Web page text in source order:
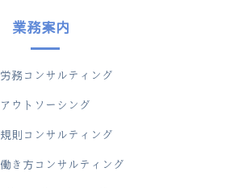
業務案内
務コンサルティング
アウトソーシング
則コンサルティング
き方コンサルティング